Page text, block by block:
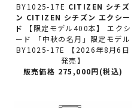
BY1025-17E CITIZEN シチズ
ン CITIZEN シチズン エクシー
ド
【限定モデル400本】 エクシ
ード 「中秋の名月」限定モデル
BY1025-17E 【2026年8月6日
発売】
販売価格 275,000円(税込)